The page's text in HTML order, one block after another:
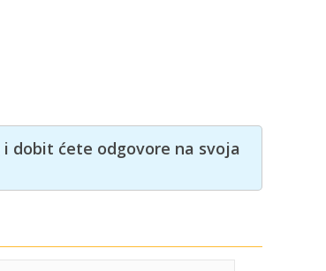
i dobit ćete odgovore na svoja